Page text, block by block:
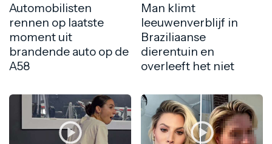
Automobilisten
rennen op laatste
moment uit
brandende auto op de
A58
Man klimt
leeuwenverblijf in
Braziliaanse
dierentuin en
overleeft het niet